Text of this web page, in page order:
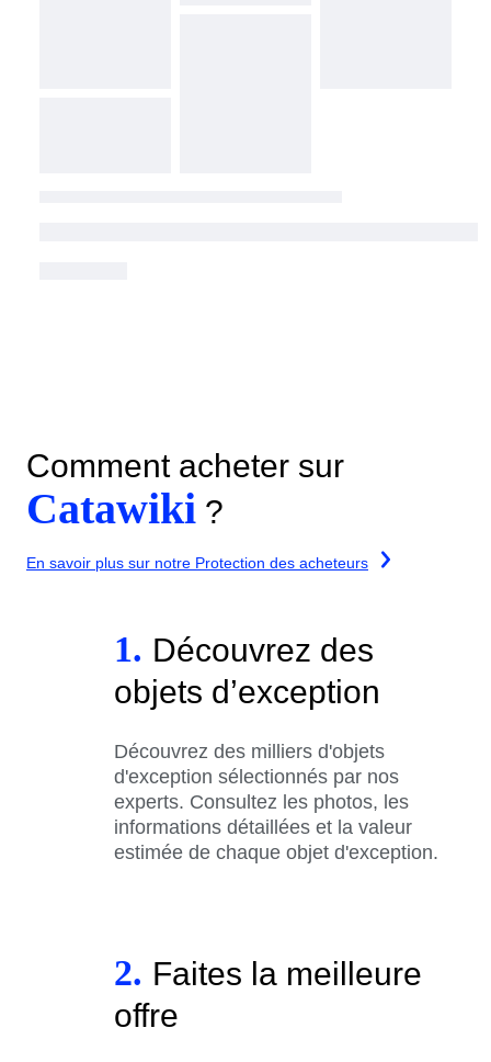
Comment acheter sur
Catawiki ?
En savoir plus sur notre Protection des acheteurs
1. Découvrez des
objets d’exception
Découvrez des milliers d'objets
d'exception sélectionnés par nos
experts. Consultez les photos, les
informations détaillées et la valeur
estimée de chaque objet d'exception.
2. Faites la meilleure
offre